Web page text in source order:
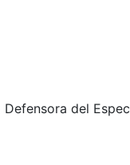
del